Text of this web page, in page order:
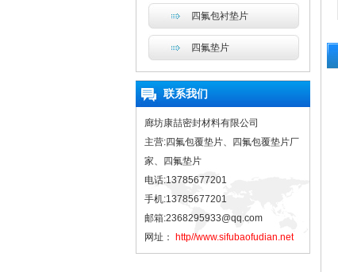
四氟包衬垫片
四氟垫片
联系我们
廊坊康喆密封材料有限公司
主营:四氟包覆垫片、四氟包覆垫片厂
家、四氟垫片
电话:13785677201
手机:13785677201
邮箱:2368295933@qq.com
网址：
http//www.sifubaofudian.net